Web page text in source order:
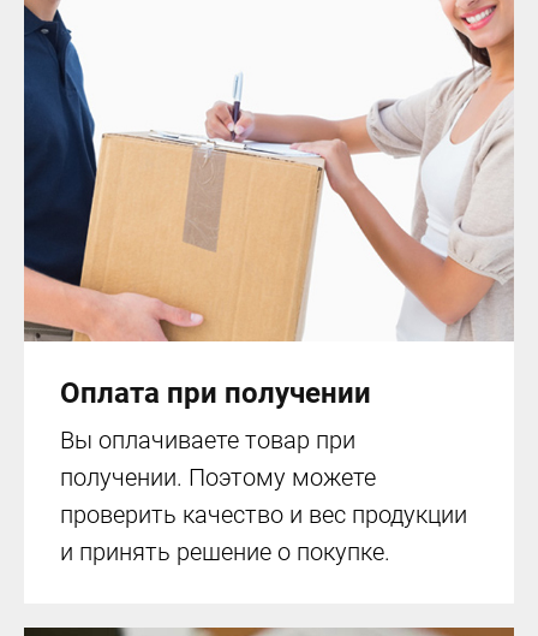
Оплата при получении
Вы оплачиваете товар при
получении. Поэтому можете
проверить качество и вес продукции
и принять решение о покупке.